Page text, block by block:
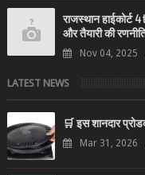
राजस्थान हाईकोर्ट
और तैयारी की
Nov 04, 2025
LATEST NEWS
🛒 इस शानदार
Mar 31, 2026